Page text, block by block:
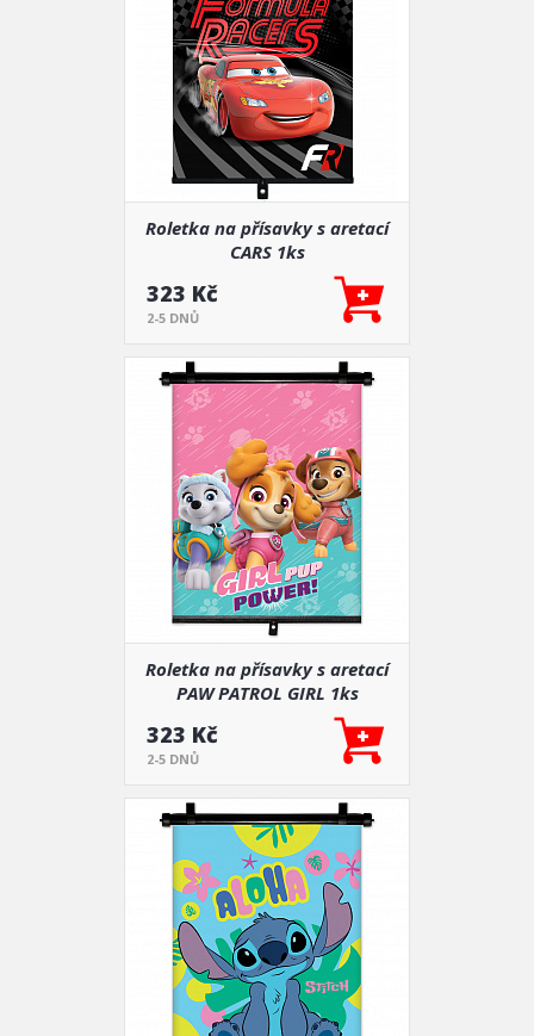
Roletka na přísavky s aretací
CARS 1ks
323 Kč
2-5 DNŮ
Roletka na přísavky s aretací
PAW PATROL GIRL 1ks
323 Kč
2-5 DNŮ